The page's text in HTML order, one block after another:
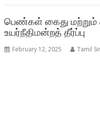
பெண்கள் கைது
உயர்நீதிமன்றத் தீர்ப்பு
February 12, 2025 Tamil